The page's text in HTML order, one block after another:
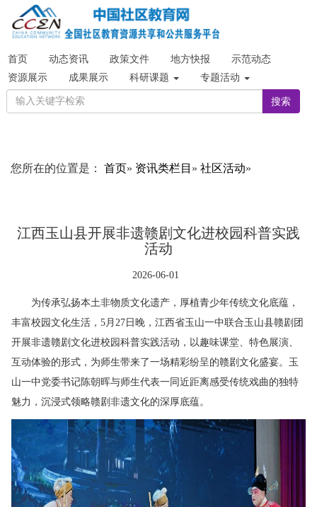
首页 动态资讯 政策文件 地方快报
示范动态
资源展示
成果展示 科研课题 专题活动
搜索
您所在的位置是： 首页» 资讯类栏目 » 社区活动»
江西玉山县开展非遗赣剧文化进校园科普实践
活动
2026-06-01
为传承弘扬本土非物质文化遗产，厚植青少年传统文化底蕴，
丰富校园文化生活，5月27日晚，江西省玉山一中联合玉山县赣剧团
开展非遗赣剧文化进校园科普实践活动，以趣味课堂、特色展演、
互动体验的形式，为师生带来了一场精彩纷呈的赣剧文化盛宴。玉
山一中党委书记陈朝晖与师生代表一同近距离感受传统戏曲的独特
魅力，沉浸式领略赣剧非遗文化的深厚底蕴。